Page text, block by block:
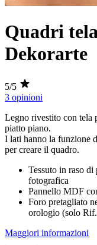
Quadri
Dekorarte
5/5
3 opinioni
Legno rivestito con tela
piatto piano.
I lati hanno la funzione
per creare il quadro.
Tessuto in raso di
fotografica
Pannello MDF
Foro pretagliato
orologio (solo
Maggiori informazioni